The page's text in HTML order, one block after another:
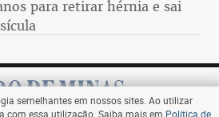
semelhantes em nossos sites. Ao utilizar
com essa utilização. Saiba mais em Política de
para retirar hérnia e sai